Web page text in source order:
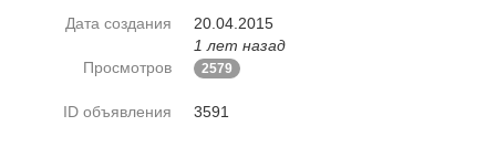
Дата создания
20.04.2015
1 лет назад
Просмотров
2579
ID объявления 3591